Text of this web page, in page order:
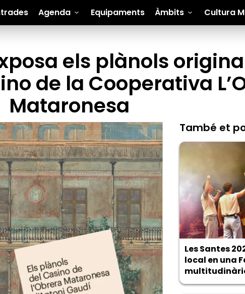
Agenda Equipaments Àmbits Cultura
els plànols
de la Cooperativa
Mataronesa
També et
Les Santes
local en una